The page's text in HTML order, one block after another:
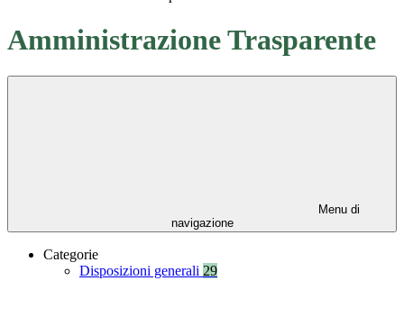
Amministrazione Trasparente
Menu di
navigazione
Categorie
Disposizioni generali 29